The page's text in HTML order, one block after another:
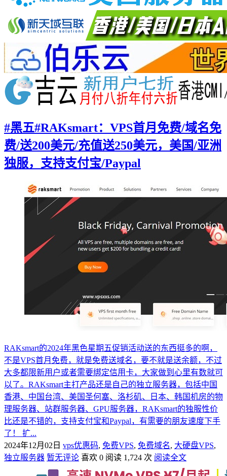
#黑五#RAKsmart：VPS首月免费/域名免
费/送200美元/充值送250美元，美国/亚洲
独服，支持支付宝/Paypal
RAKsmart的2024年黑色星期五促销活动送的东西挺多的啊，
不是VPS首月免费，就是免费送域名，要不就是送余额，不过
大多都限新用户或者需要绑定信用卡，大家做到心里有数就可
以了。RAKsmart主打产品还是自己的独立服务器，包括中国
香港、中国台湾、美国圣何塞、洛杉矶、日本、韩国机房的物
理服务器、站群服务器、GPU服务器，RAKsmart的独服性价
比还是不错的，支持支付宝和Paypal，有需要的朋友速度下手
了！ 扩...
2024年12月02日 vps优惠码, 免费VPS, 免费域名, 大硬盘VPS,
独立服务器 暂无评论 喜欢 0 阅读 1,724 次 阅读全文